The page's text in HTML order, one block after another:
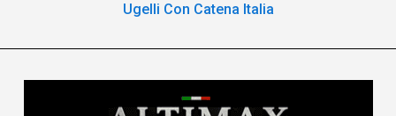
Ugelli Con Catena Italia